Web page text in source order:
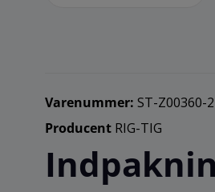
Varenummer: ST-Z00360-2
Producent RIG-TIG